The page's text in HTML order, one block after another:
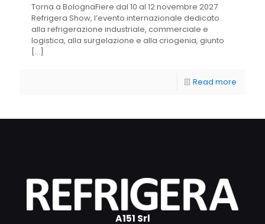
Torna a BolognaFiere dal 10 al 12 novembre 2027
Refrigera Show, l’evento internazionale dedicato
alla refrigerazione industriale, commerciale e
logistica, alla surgelazione e alla criogenia, giunto
[…]
Read more
A151 Srl